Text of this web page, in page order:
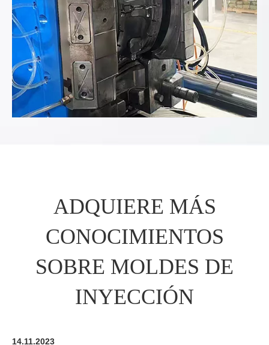
ADQUIERE MÁS
CONOCIMIENTOS
SOBRE MOLDES DE
INYECCIÓN
14.11.2023